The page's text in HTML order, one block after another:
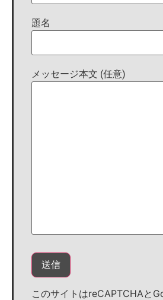
題名
メッセージ本文 (任意)
このサイトはreCAPTCHAと